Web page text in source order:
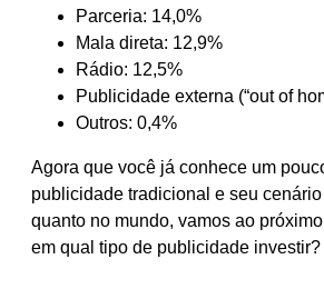
Parceria: 14,0%
Mala direta: 12,9%
Rádio: 12,5%
Publicidade externa (“out of
Outros: 0,4%
Agora que você já conhece um
publicidade tradicional e seu cenário
quanto no mundo, vamos ao
em qual tipo de publicidade investir?